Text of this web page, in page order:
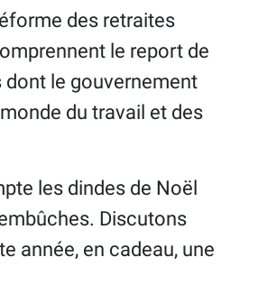
des retraites
le report de
dont le gouvernement
du travail et des
les dindes de Noël
Discutons
année, en cadeau, une